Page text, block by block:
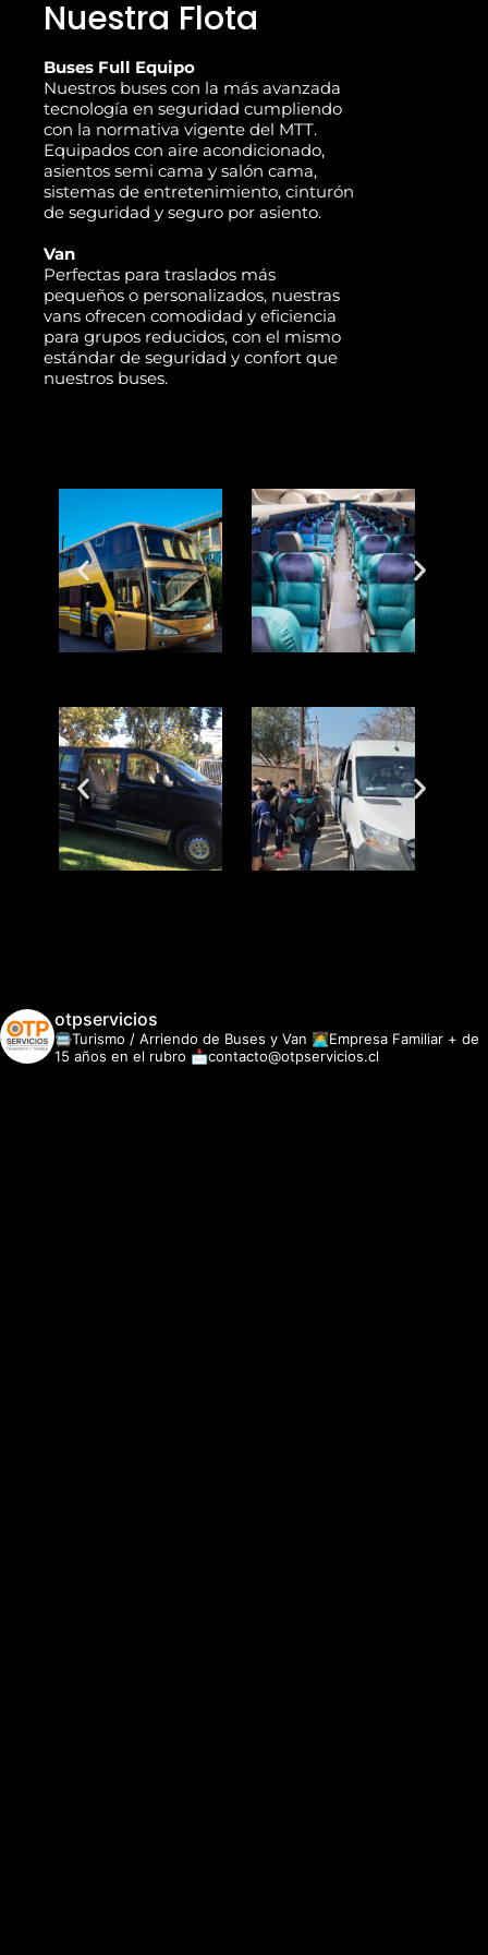
Nuestra Flota
Buses Full Equipo
Nuestros buses con la más avanzada
tecnología en seguridad cumpliendo
con la normativa vigente del MTT.
Equipados con aire acondicionado,
asientos semi cama y salón cama,
sistemas de entretenimiento, cinturón
de seguridad y seguro por asiento.
Van
Perfectas para traslados más
pequeños o personalizados, nuestras
vans ofrecen comodidad y eficiencia
para grupos reducidos, con el mismo
estándar de seguridad y confort que
nuestros buses.
otpservicios
🚍Turismo / Arriendo de Buses y Van 👩‍💻Empresa Familiar + de
15 años en el rubro 📩contacto@otpservicios.cl